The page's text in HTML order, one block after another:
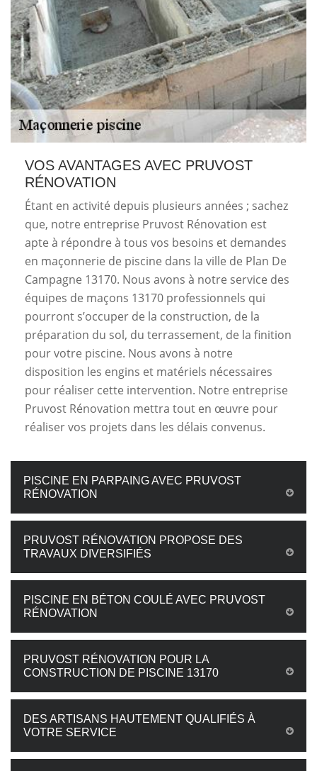
VOS AVANTAGES AVEC PRUVOST
RÉNOVATION
Étant en activité depuis plusieurs années ; sachez
que, notre entreprise Pruvost Rénovation est
apte à répondre à tous vos besoins et demandes
en maçonnerie de piscine dans la ville de Plan De
Campagne 13170. Nous avons à notre service des
équipes de maçons 13170 professionnels qui
pourront s’occuper de la construction, de la
préparation du sol, du terrassement, de la finition
pour votre piscine. Nous avons à notre
disposition les engins et matériels nécessaires
pour réaliser cette intervention. Notre entreprise
Pruvost Rénovation mettra tout en œuvre pour
réaliser vos projets dans les délais convenus.
PISCINE EN PARPAING AVEC PRUVOST
RÉNOVATION
PRUVOST RÉNOVATION PROPOSE DES
TRAVAUX DIVERSIFIÉS
PISCINE EN BÉTON COULÉ AVEC PRUVOST
RÉNOVATION
PRUVOST RÉNOVATION POUR LA
CONSTRUCTION DE PISCINE 13170
DES ARTISANS HAUTEMENT QUALIFIÉS À
VOTRE SERVICE